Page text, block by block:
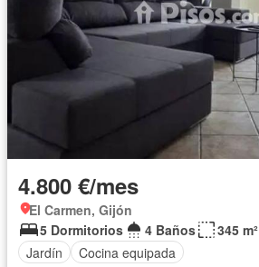
4.800 €/mes
El Carmen, Gijón
5 Dormitorios
4 Baños
345 m²
Jardín
Cocina equipada